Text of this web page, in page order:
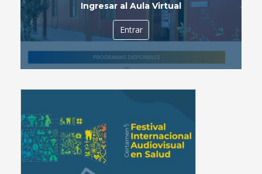
Ingresar al Aula Virtual
Entrar